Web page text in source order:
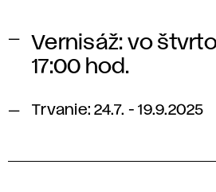
Vernisáž: vo
17:00 hod.
Trvanie: 24.7. - 19.9.2025